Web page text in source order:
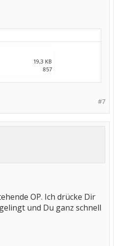
19,3 KB
857
#7
OP. Ich drücke Dir
und Du ganz schnell